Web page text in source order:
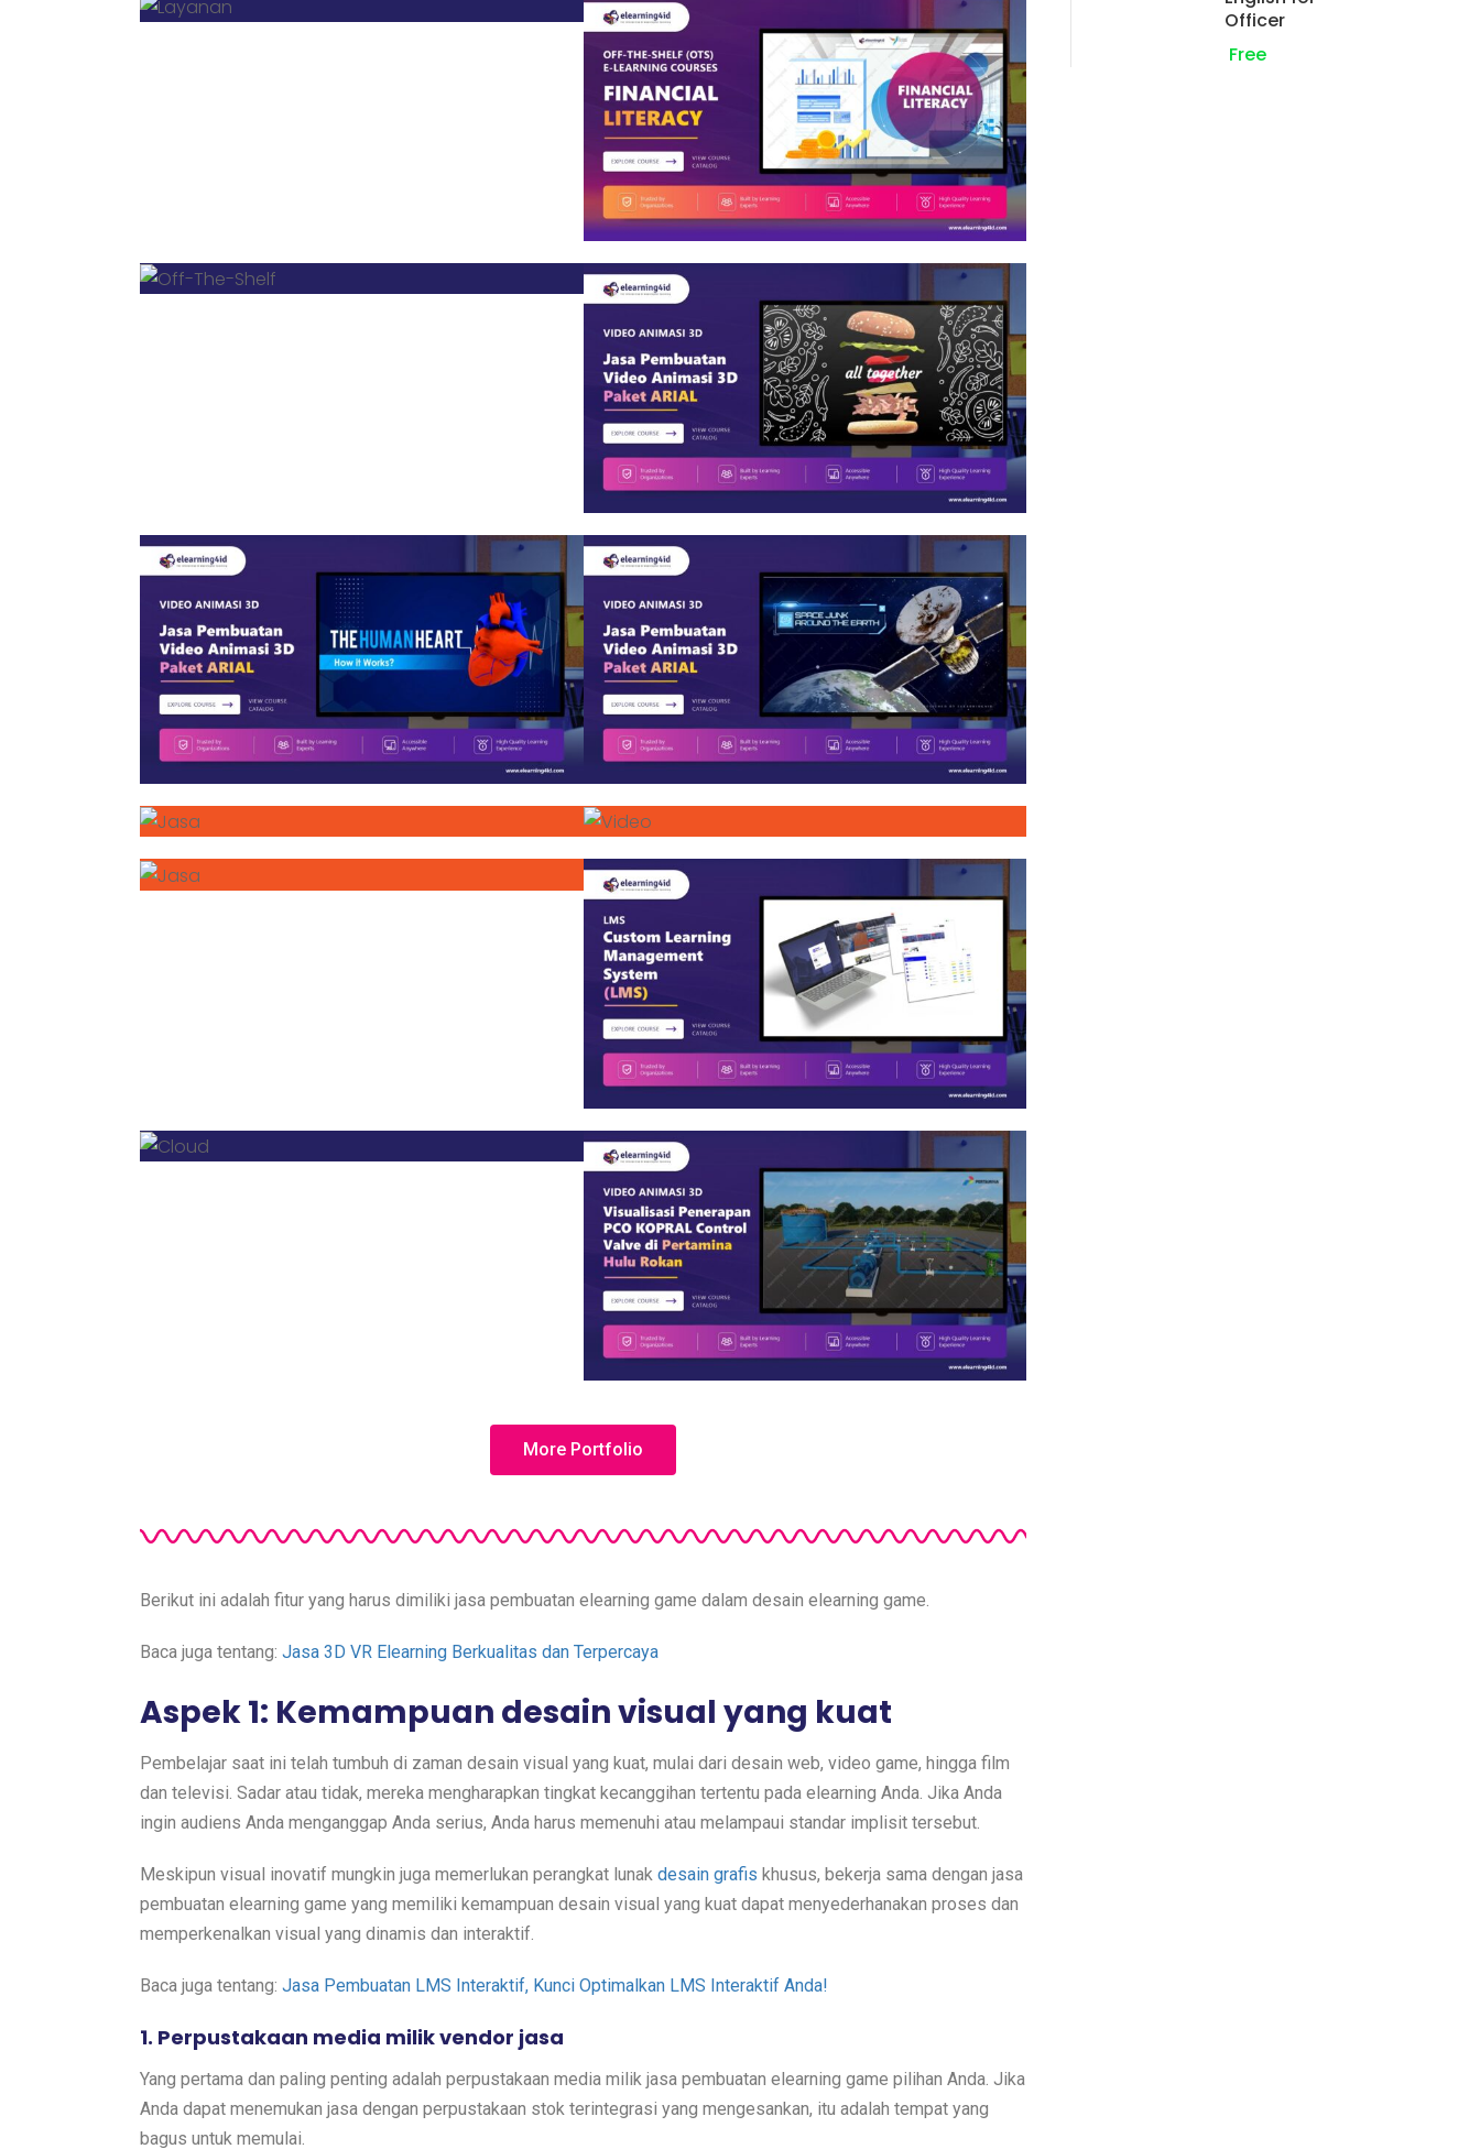
More Portfolio
Berikut ini adalah fitur yang harus dimiliki jasa pembuatan elearning game dalam desain elearning game.
Baca juga tentang: Jasa 3D VR Elearning Berkualitas dan Terpercaya
Aspek 1: Kemampuan desain visual yang kuat
Pembelajar saat ini telah tumbuh di zaman desain visual yang kuat, mulai dari desain web, video game, hingga film
dan televisi. Sadar atau tidak, mereka mengharapkan tingkat kecanggihan tertentu pada elearning Anda. Jika Anda
ingin audiens Anda menganggap Anda serius, Anda harus memenuhi atau melampaui standar implisit tersebut.
Meskipun visual inovatif mungkin juga memerlukan perangkat lunak desain grafis khusus, bekerja sama dengan jasa
pembuatan elearning game yang memiliki kemampuan desain visual yang kuat dapat menyederhanakan proses dan
memperkenalkan visual yang dinamis dan interaktif.
Baca juga tentang: Jasa Pembuatan LMS Interaktif, Kunci Optimalkan LMS Interaktif Anda!
1. Perpustakaan media milik vendor jasa
Yang pertama dan paling penting adalah perpustakaan media milik jasa pembuatan elearning game pilihan Anda. Jika
Anda dapat menemukan jasa dengan perpustakaan stok terintegrasi yang mengesankan, itu adalah tempat yang
bagus untuk memulai.
Officer
Free